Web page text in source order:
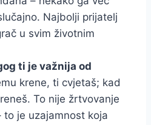
Najbolji prijatelj
u svim životnim
ti je važnija od
krene, ti cvjetaš; kad
To nije žrtvovanje
to je uzajamnost koja